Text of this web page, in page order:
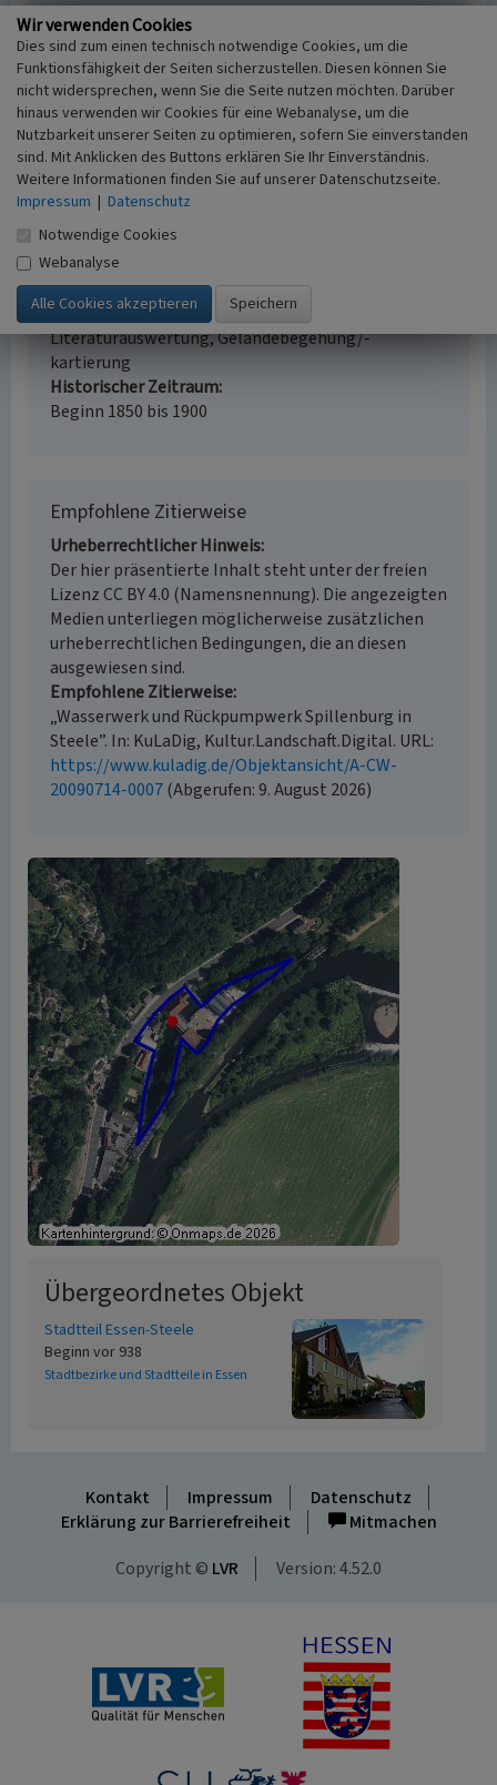
Wasserwerk und Rückpumpwerk Spillenburg in
Steele
Schlagwörter
Pumpspeicherwerk Wasserwerk
Straße / Hausnummer
Westfalenstraße
Ort
45276 Essen - Steele
Fachsicht(en)
Kulturlandschaftspflege
Erfassungsmaßstab
i.d.R. 1:5.000 (größer als 1:20.000)
Erfassungsmethode
Literaturauswertung, Geländebegehung/-
kartierung
Historischer Zeitraum
Beginn 1850 bis 1900
Empfohlene Zitierweise
Urheberrechtlicher Hinweis
Der hier präsentierte Inhalt steht unter der freien
Lizenz CC BY 4.0 (Namensnennung). Die angezeigten
Medien unterliegen möglicherweise zusätzlichen
urheberrechtlichen Bedingungen, die an diesen
ausgewiesen sind.
Empfohlene Zitierweise
„Wasserwerk und Rückpumpwerk Spillenburg in
Steele”. In: KuLaDig, Kultur.Landschaft.Digital. URL:
https://www.kuladig.de/Objektansicht/A-CW-
20090714-0007(Abgerufen: 9. August 2026)
Übergeordnetes Objekt
Stadtteil Essen-Steele
Beginn vor 938
Stadtbezirke und Stadtteile in Essen
Kontakt Impressum
Datenschutz
Erklärung zur Barrierefreiheit
Mitmachen
Copyright © LVR Version: 4.52.0
Wir verwenden Cookies
Dies sind zum einen technisch notwendige Cookies, um die
Funktionsfähigkeit der Seiten sicherzustellen. Diesen können Sie
nicht widersprechen, wenn Sie die Seite nutzen möchten. Darüber
hinaus verwenden wir Cookies für eine Webanalyse, um die
Nutzbarkeit unserer Seiten zu optimieren, sofern Sie einverstanden
sind. Mit Anklicken des Buttons erklären Sie Ihr Einverständnis.
Weitere Informationen finden Sie auf unserer Datenschutzseite.
Impressum | Datenschutz
Notwendige Cookies
Webanalyse